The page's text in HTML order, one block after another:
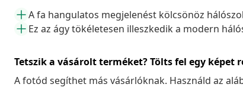
A fa hangulatos megjelenést kölcsönöz
Ez az ágy tökéletesen illeszkedik a modern
Tetszik a vásárolt terméket? Tölts fel egy képet
A fotód segíthet más vásárlóknak. Használd az